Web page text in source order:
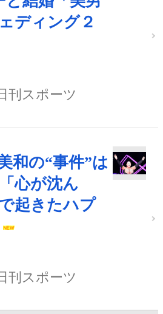
ディング２
刊スポーツ
和の“事件”は
心が沈ん
起きたハプ
刊スポーツ